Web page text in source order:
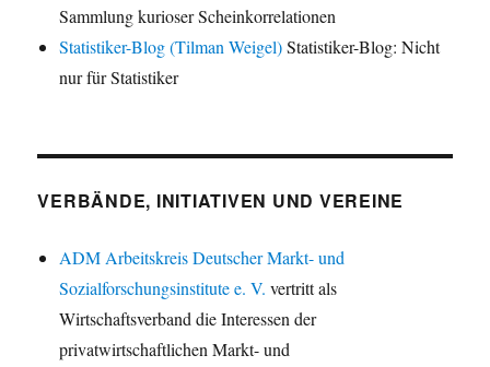
Sammlung kurioser Scheinkorrelationen
Statistiker-Blog (Tilman Weigel)Statistiker-Blog: Nicht
nur für Statistiker
VERBÄNDE, INITIATIVEN UND VEREINE
ADM Arbeitskreis Deutscher Markt- und
Sozialforschungsinstitute e. V. vertritt als
Wirtschaftsverband die Interessen der
privatwirtschaftlichen Markt- und